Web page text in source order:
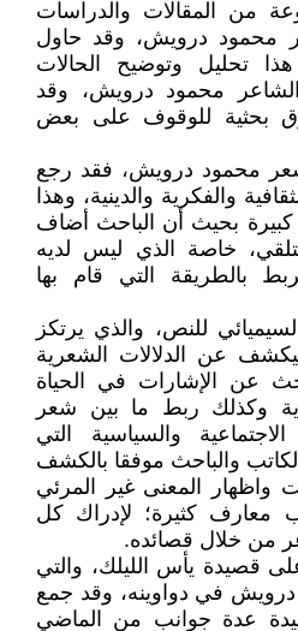
من المقالات والدراسات
محمود درويش، وقد حاول
تحليل وتوضيح الحالات
الشاعر محمود درويش، وقد
بحثية للوقوف على بعض
محمود درويش، فقد رجع
والفكرية والدينية، وهذا
بحيث أن الباحث أضاف
خاصة الذي ليس لديه
بالطريقة التي قام بها
للنص، والذي يرتكز
عن الدلالات الشعرية
بحث عن الإشارات في الحياة
وكذلك ربط ما بين شعر
والسياسية التي
والباحث موفقا بالكشف
واظهار المعنى غير المرئي
معارف كثيرة؛ لإدراك كل
من خلال قصائده.
قصيدة يأس الليلك، والتي
في دواوينه، وقد جمع
عدة جوانب من الماضي